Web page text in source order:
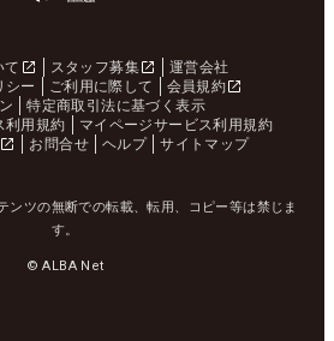
て スタッフ募集
運営会社
シー
ご利用に際して
会員規約
特定商取引法に基づく表示
利用規約
マイページサービス利用規約
お問合せ ヘルプ サイトマップ
ンツの無断での転載、転用、コピー等は禁じま
す。
© ALBA Net